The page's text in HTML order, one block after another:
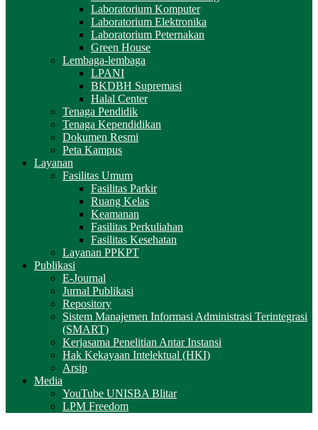
Laboratorium Komputer
Laboratorium Elektronika
Laboratorium Peternakan
Green House
Lembaga-lembaga
LPANI
BKDBH Supremasi
Halal Center
Tenaga Pendidik
Tenaga Kependidikan
Dokumen Resmi
Peta Kampus
Layanan
Fasilitas Umum
Fasilitas Parkir
Ruang Kelas
Keamanan
Fasilitas Perkuliahan
Fasilitas Kesehatan
Layanan PPKPT
Publikasi
E-Journal
Jurnal Publikasi
Repository
Sistem Manajemen Informasi Administrasi Terintegrasi
(SMART)
Kerjasama Penelitian Antar Instansi
Hak Kekayaan Intelektual (HKI)
Arsip
Media
YouTube UNISBA Blitar
LPM Freedom